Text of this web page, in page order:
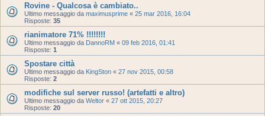
Rovine - Qualcosa è cambiato..
Ultimo messaggio da maximusprime « 25 mar 2016, 16:04
Risposte: 35
rianimatore 71% !!!!!!!!
Ultimo messaggio da DannoRM « 09 feb 2016, 01:41
Risposte: 1
Spostare città
Ultimo messaggio da KingSton « 27 nov 2015, 00:58
Risposte: 2
modifiche sul server russo! (artefatti e altro)
Ultimo messaggio da Weltor « 27 ott 2015, 20:27
Risposte: 20